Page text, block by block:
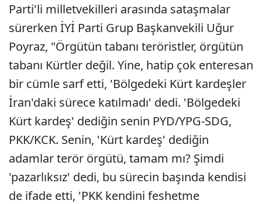
Parti'li milletvekilleri arasında sataşmalar
sürerken İYİ Parti Grup Başkanvekili Uğur
Poyraz, "Örgütün tabanı teröristler, örgütün
tabanı Kürtler değil. Yine, hatip çok enteresan
bir cümle sarf etti, 'Bölgedeki Kürt kardeşler
İran'daki sürece katılmadı' dedi. 'Bölgedeki
Kürt kardeş' dediğin senin PYD/YPG-SDG,
PKK/KCK. Senin, 'Kürt kardeş' dediğin
adamlar terör örgütü, tamam mı? Şimdi
'pazarlıksız' dedi, bu sürecin başında kendisi
de ifade etti, 'PKK kendini feshetme